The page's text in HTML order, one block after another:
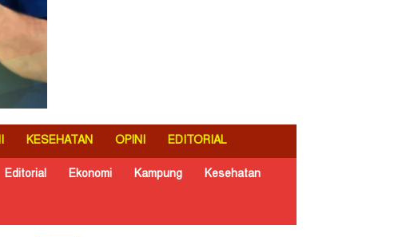
KESEHATAN OPINI EDITORIAL
Editorial Ekonomi Kampung Kesehatan